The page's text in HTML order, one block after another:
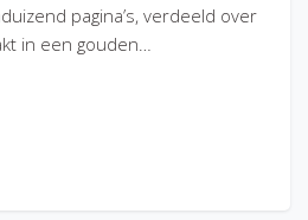
pagina’s, verdeeld over
in een gouden…